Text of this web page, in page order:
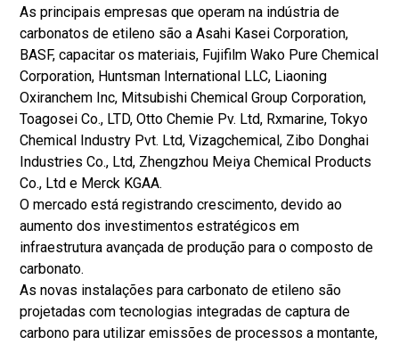
As principais empresas que operam na indústria de
carbonatos de etileno são a Asahi Kasei Corporation,
BASF, capacitar os materiais, Fujifilm Wako Pure Chemical
Corporation, Huntsman International LLC, Liaoning
Oxiranchem Inc, Mitsubishi Chemical Group Corporation,
Toagosei Co., LTD, Otto Chemie Pv. Ltd, Rxmarine, Tokyo
Chemical Industry Pvt. Ltd, Vizagchemical, Zibo Donghai
Industries Co., Ltd, Zhengzhou Meiya Chemical Products
Co., Ltd e Merck KGAA.
O mercado está registrando crescimento, devido ao
aumento dos investimentos estratégicos em
infraestrutura avançada de produção para o composto de
carbonato.
As novas instalações para carbonato de etileno são
projetadas com tecnologias integradas de captura de
carbono para utilizar emissões de processos a montante,